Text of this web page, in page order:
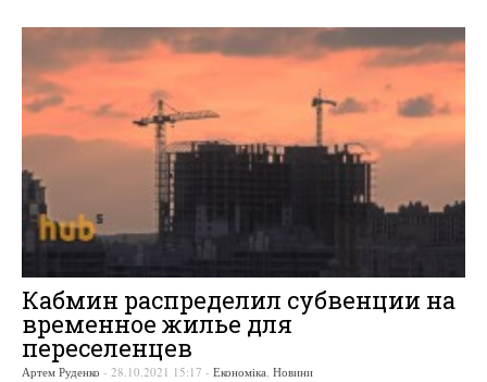
Кабмин распределил субвенции на
временное жилье для
переселенцев
Артем Руденко - 28.10.2021 15:17 - Економіка, Новини